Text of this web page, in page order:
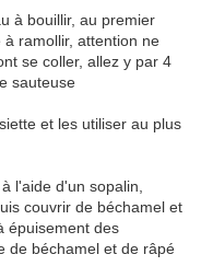
à bouillir, au premier
ramollir, attention ne
se coller, allez y par 4
sauteuse
et les utiliser au plus
l'aide d'un sopalin,
couvrir de béchamel et
épuisement des
de béchamel et de râpé